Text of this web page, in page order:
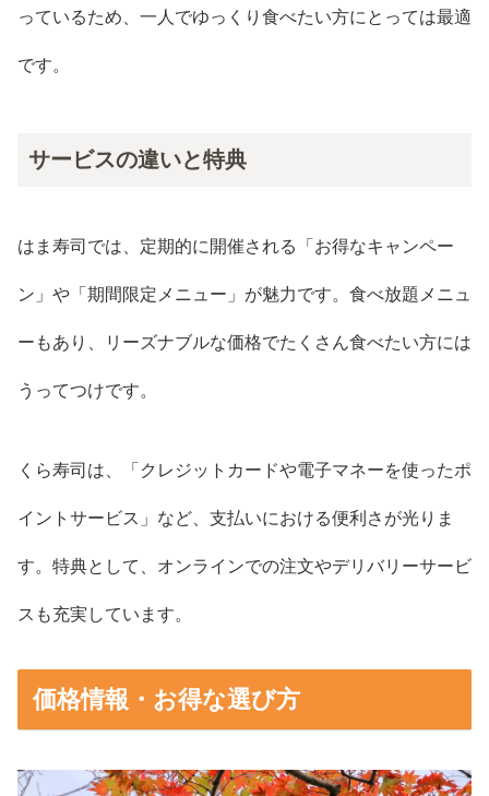
っているため、一人でゆっくり食べたい方にとっては最適
です。
サービスの違いと特典
はま寿司では、定期的に開催される「お得なキャンペー
ン」や「期間限定メニュー」が魅力です。食べ放題メニュ
ーもあり、リーズナブルな価格でたくさん食べたい方には
うってつけです。
くら寿司は、「クレジットカードや電子マネーを使ったポ
イントサービス」など、支払いにおける便利さが光りま
す。特典として、オンラインでの注文やデリバリーサービ
スも充実しています。
価格情報・お得な選び方